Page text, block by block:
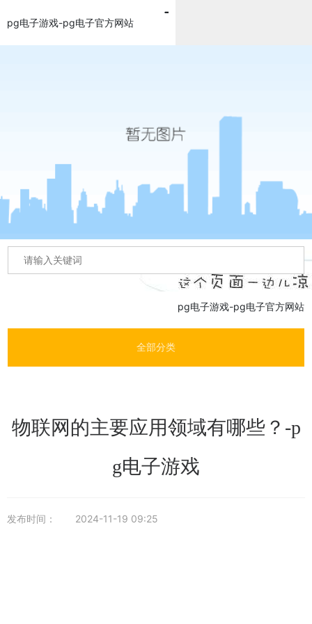
pg电子游戏-pg电子官方网站
pg电子游戏-pg电子官方网站
全部分类
物联网的主要应用领域有哪些？-p
g电子游戏
发布时间： 2024-11-19 09:25